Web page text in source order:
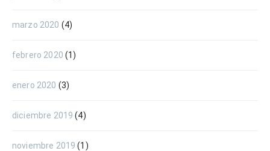
marzo 2020 (4)
febrero 2020 (1)
enero 2020 (3)
diciembre 2019 (4)
noviembre 2019 (1)